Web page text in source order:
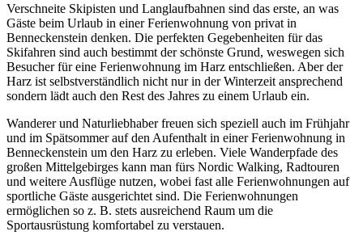
Verschneite Skipisten und Langlaufbahnen sind das erste, an was
Gäste beim Urlaub in einer Ferienwohnung von privat in
Benneckenstein denken. Die perfekten Gegebenheiten für das
Skifahren sind auch bestimmt der schönste Grund, weswegen sich
Besucher für eine Ferienwohnung im Harz entschließen. Aber der
Harz ist selbstverständlich nicht nur in der Winterzeit ansprechend
sondern lädt auch den Rest des Jahres zu einem Urlaub ein.
Wanderer und Naturliebhaber freuen sich speziell auch im Frühjahr
und im Spätsommer auf den Aufenthalt in einer Ferienwohnung in
Benneckenstein um den Harz zu erleben. Viele Wanderpfade des
großen Mittelgebirges kann man fürs Nordic Walking, Radtouren
und weitere Ausflüge nutzen, wobei fast alle Ferienwohnungen auf
sportliche Gäste ausgerichtet sind. Die Ferienwohnungen
ermöglichen so z. B. stets ausreichend Raum um die
Sportausrüstung komfortabel zu verstauen.